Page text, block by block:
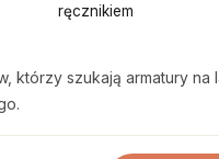
ręcznikiem
którzy szukają armatury na